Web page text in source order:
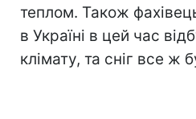
теплом. Також
в Україні в цей час
клімату, та сніг все ж